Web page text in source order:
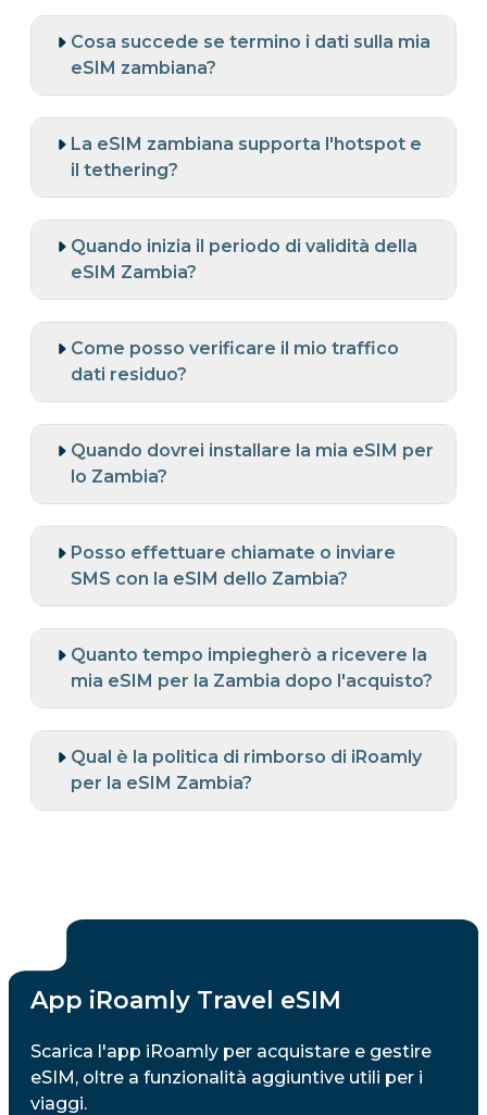
Cosa succede se termino i dati sulla mia
eSIM zambiana?
La eSIM zambiana supporta l'hotspot e
il tethering?
Quando inizia il periodo di validità della
eSIM Zambia?
Come posso verificare il mio traffico
dati residuo?
Quando dovrei installare la mia eSIM per
lo Zambia?
Posso effettuare chiamate o inviare
SMS con la eSIM dello Zambia?
Quanto tempo impiegherò a ricevere la
mia eSIM per la Zambia dopo l'acquisto?
Qual è la politica di rimborso di iRoamly
per la eSIM Zambia?
App iRoamly Travel eSIM
Scarica l'app iRoamly per acquistare e gestire
eSIM, oltre a funzionalità aggiuntive utili per i
viaggi.